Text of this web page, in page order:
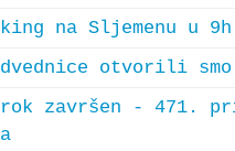
na Sljemenu u 9h
otvorili smo
završen - 471.